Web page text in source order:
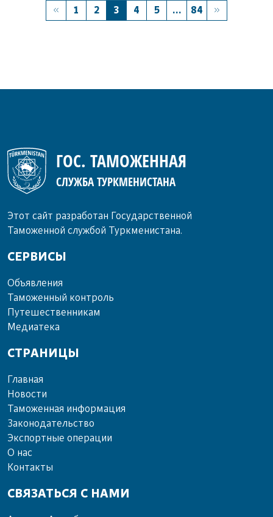
1 2 3 4 5 ... 84
ГОС. ТАМОЖЕННАЯ
СЛУЖБА ТУРКМЕНИСТАНА
Этот сайт разработан Государственной
Таможенной службой Туркменистана.
СЕРВИСЫ
Объ­яв­ле­ния
Та­мо­жен­ный кон­троль
Пу­те­шест­вен­ни­кам
Ме­диа­те­ка
СТРАНИЦЫ
Главная
Новости
Таможенная информация
Законодательство
Экспортные операции
О нас
Контакты
СВЯЗАТЬСЯ С НАМИ